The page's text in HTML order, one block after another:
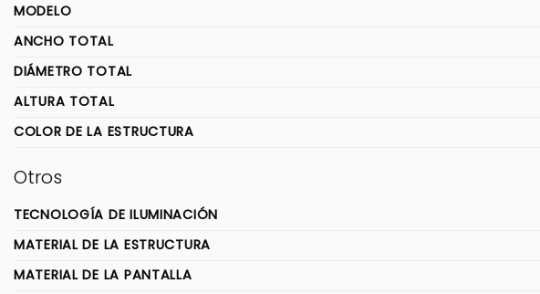
MODELO
ANCHO TOTAL
DIÁMETRO TOTAL
ALTURA TOTAL
COLOR DE LA ESTRUCTURA
Otros
TECNOLOGÍA DE ILUMINACIÓN
MATERIAL DE LA ESTRUCTURA
MATERIAL DE LA PANTALLA